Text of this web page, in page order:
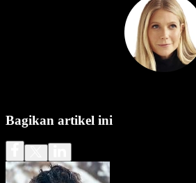
Bagikan artikel ini